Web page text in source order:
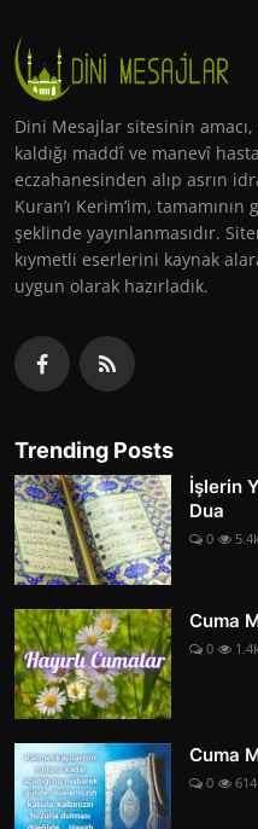
Dini Mesajlar sitesinin amacı,
kaldığı maddî ve manevî
eczahanesinden alıp asrın
Kuran’ı Kerim’im,
şeklinde yayınlanmasıdır.
kıymetli eserlerini kaynak
uygun olarak hazırladık.
Trending Posts
İşlerin
Dua
0 5.4k
Cuma
0 1.4k
Cuma
0 614